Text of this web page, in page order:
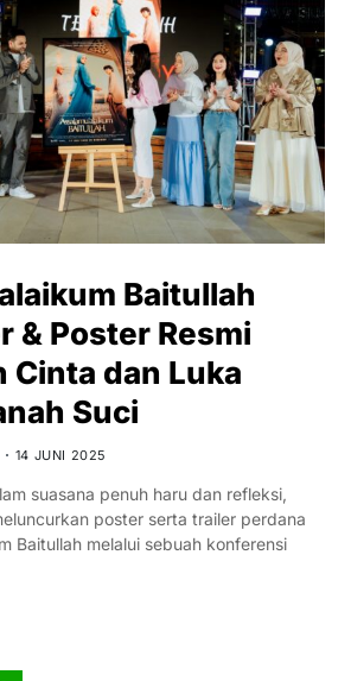
Baitullah
& Poster Resmi
Cinta dan Luka
Suci
14 JUNI 2025
suasana penuh haru dan refleksi,
poster serta trailer perdana
Baitullah melalui sebuah konferensi